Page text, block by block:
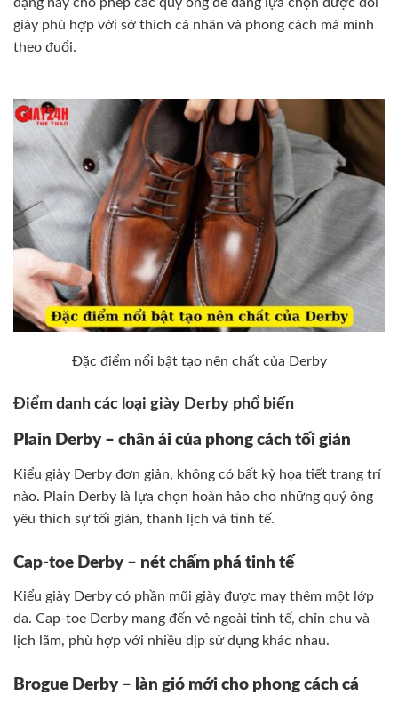
giày phù hợp với sở thích cá nhân và phong cách mà mình
theo đuổi.
Đặc điểm nổi bật tạo nên chất của Derby
Điểm danh các loại giày Derby phổ biến
Plain Derby – chân ái của phong cách tối giản
Kiểu giày Derby đơn giản, không có bất kỳ họa tiết trang trí
nào. Plain Derby là lựa chọn hoàn hảo cho những quý ông
yêu thích sự tối giản, thanh lịch và tinh tế.
Cap-toe Derby – nét chấm phá tinh tế
Kiểu giày Derby có phần mũi giày được may thêm một lớp
da. Cap-toe Derby mang đến vẻ ngoài tinh tế, chỉn chu và
lịch lãm, phù hợp với nhiều dịp sử dụng khác nhau.
Brogue Derby – làn gió mới cho phong cách cá